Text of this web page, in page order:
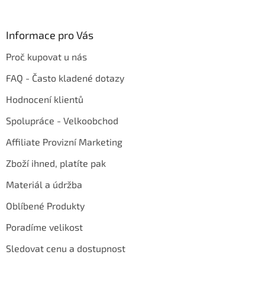
Informace pro Vás
Proč kupovat u nás
FAQ - Často kladené dotazy
Hodnocení klientů
Spolupráce - Velkoobchod
Affiliate Provizní Marketing
Zboží ihned, platíte pak
Materiál a údržba
Oblíbené Produkty
Poradíme velikost
Sledovat cenu a dostupnost